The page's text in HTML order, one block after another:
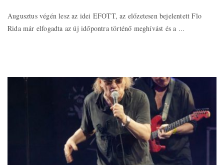
Augusztus végén lesz az idei EFOTT, az előzetesen bejelentett Flo
Rida már elfogadta az új időpontra történő meghívást és a ...